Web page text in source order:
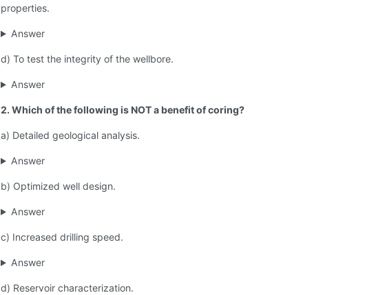
properties.
Answer
d) To test the integrity of the wellbore.
Answer
2. Which of the following is NOT a benefit of coring?
a) Detailed geological analysis.
Answer
b) Optimized well design.
Answer
c) Increased drilling speed.
Answer
d) Reservoir characterization.